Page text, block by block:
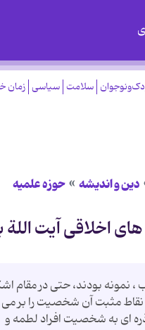
سلامت سیاسی زمان
دین و اندیشه حوزه علمیه
اخلاقی آیت
، نمونه بودند، حتی در
نقاط مثبت آن شخصیت را بر
ذره ای به شخصیت افراد لطمه و